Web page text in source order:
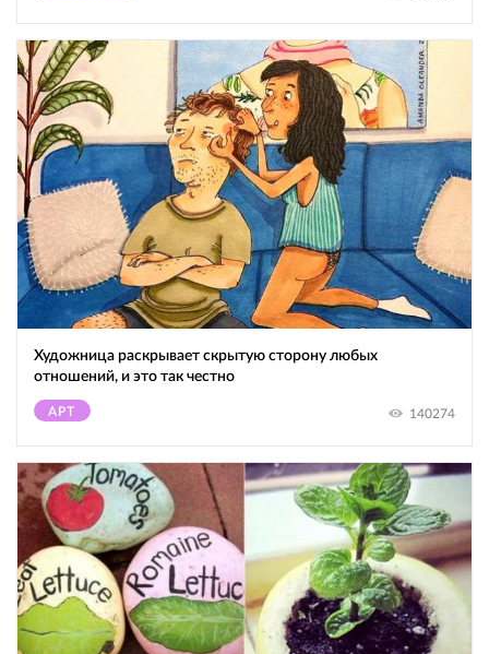
Художница раскрывает скрытую сторону любых
отношений, и это так честно
АРТ 140274